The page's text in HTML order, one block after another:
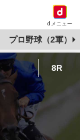
dメニュー
プロ野球（2軍）
8R